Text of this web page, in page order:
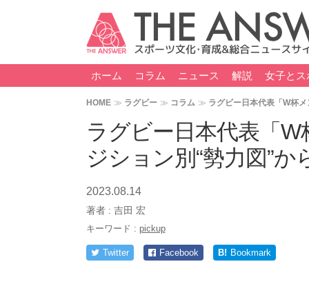
ホーム コラム ニュース 解説 女子とス
HOME ラグビー コラム ラグビー日本代表「W杯
ラグビー日本代表「
ジション別“勢力図”
2023.08.14
著者 : 吉田 宏
キーワード : pickup
Twitter Facebook B! Bookmark